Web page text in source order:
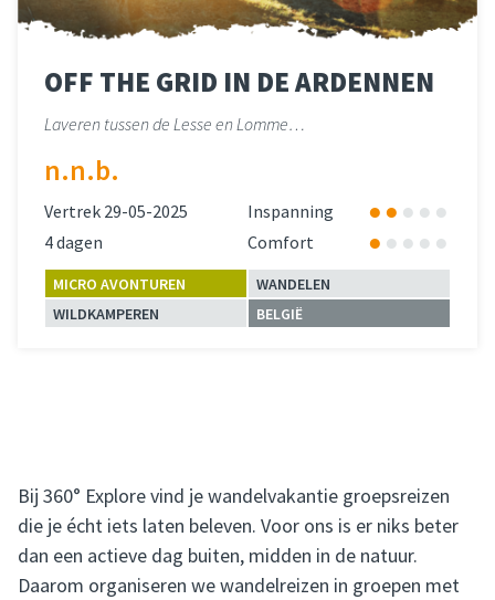
OFF THE GRID IN DE ARDENNEN
Laveren tussen de Lesse en Lomme…
n.n.b.
Vertrek 29-05-2025
Inspanning
4 dagen
Comfort
MICRO AVONTUREN
WANDELEN
WILDKAMPEREN
BELGIË
Bij 360° Explore vind je wandelvakantie groepsreizen
die je écht iets laten beleven. Voor ons is er niks beter
dan een actieve dag buiten, midden in de natuur.
Daarom organiseren we wandelreizen in groepen met